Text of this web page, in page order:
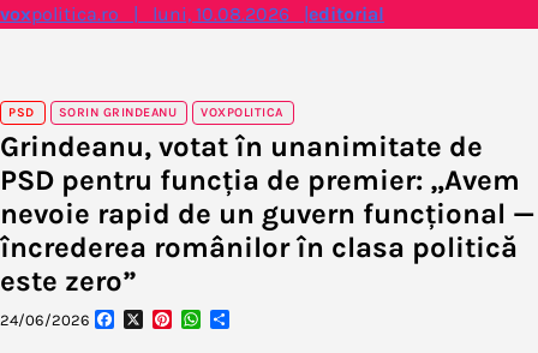
Skip
voxpolitica.ro | luni, 10.08.2026 |editorial
PSD SORIN GRINDEANU VOXPOLITICA
Grindeanu, votat în unanimitate de
PSD pentru funcția de premier: „Avem
nevoie rapid de un guvern funcțional —
încrederea românilor în clasa politică
este zero”
24/06/2026 Facebook
X PinterestWhatsApp